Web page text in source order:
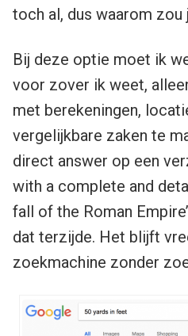
toch al, dus waarom zou
Bij deze optie moet ik
voor zover ik weet,
met berekeningen,
vergelijkbare zaken te
direct answer op een
with a complete and
fall of the Roman
dat terzijde. Het blijft
zoekmachine zonder